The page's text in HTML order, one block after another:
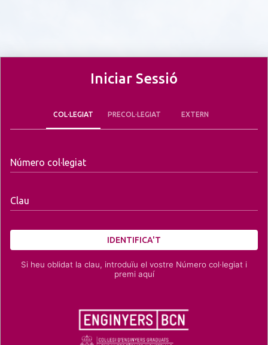
Iniciar Sessió
COL·LEGIAT PRECOL·LEGIAT EXTERN
Número col·legiat
Clau
IDENTIFICA'T
Si heu oblidat la clau, introduïu el vostre Número col·legiat i
premi aquí